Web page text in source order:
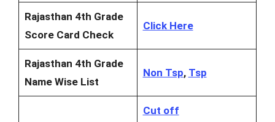
Rajasthan 4th Grade
Score Card Check
Click Here
Rajasthan 4th Grade
Name Wise List
Non Tsp, Tsp
Cut off